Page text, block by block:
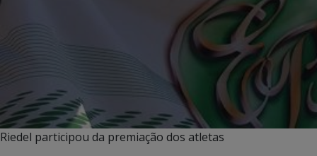
Riedel participou da premiação dos atletas